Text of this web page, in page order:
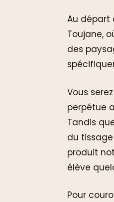
Au départ
Toujane,
des
Vous
perpétue
Tandis
du
produit
élève
Pour